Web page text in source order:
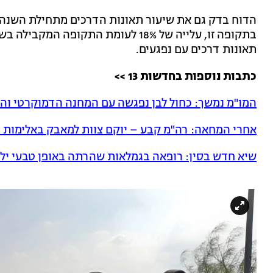
תאונות דרכים עם נפגעים.
כתבות נוספות בחדשות 13 >>
המו"מ נמשך: כחול לבן נפגשה עם המחנה הדמוקרטי
אחרי המחאה: רה"מ קבע – יוקם צוות למאבק
שיא חדש בסין: רופאה בגמלאות שהרתה באופן טבעי